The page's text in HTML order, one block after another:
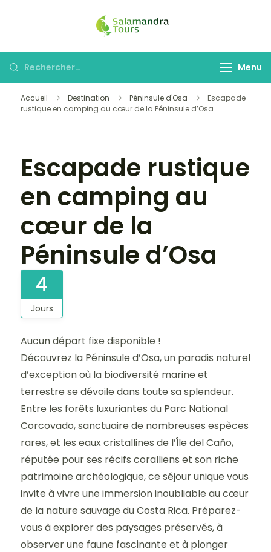
Tours
découvrir le Costa
Rechercher : Menu
Accueil Destination Péninsule d'Osa
Escapade
rustique en camping au cœur de la Péninsule d’Osa
Galerie
Escapade rustique
en camping au
cœur de la
Péninsule d’Osa
4
Jours
Aucun départ fixe disponible !
Découvrez la Péninsule d’Osa, un paradis naturel
d’exception où la biodiversité marine et
terrestre se dévoile dans toute sa splendeur.
Entre les forêts luxuriantes du Parc National
Corcovado, sanctuaire de nombreuses espèces
rares, et les eaux cristallines de l’Île del Caño,
réputée pour ses récifs coralliens et son riche
patrimoine archéologique, ce séjour unique vous
invite à vivre une immersion inoubliable au cœur
de la nature sauvage du Costa Rica. Préparez-
vous à explorer des paysages préservés, à
observer une faune fascinante et à plonger